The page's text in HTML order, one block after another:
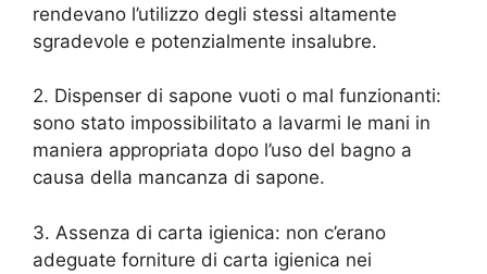
rendevano l’utilizzo degli stessi altamente
sgradevole e potenzialmente insalubre.
2. Dispenser di sapone vuoti o mal funzionanti:
sono stato impossibilitato a lavarmi le mani in
maniera appropriata dopo l’uso del bagno a
causa della mancanza di sapone.
3. Assenza di carta igienica: non c’erano
adeguate forniture di carta igienica nei